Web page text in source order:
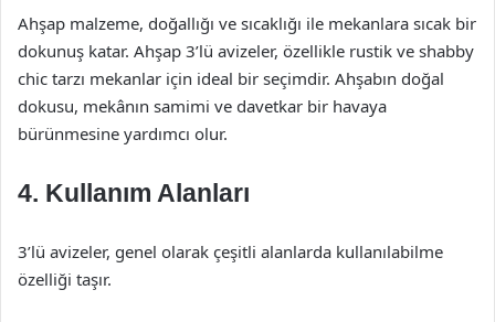
Ahşap malzeme, doğallığı ve sıcaklığı ile mekanlara sıcak bir
dokunuş katar. Ahşap 3’lü avizeler, özellikle rustik ve shabby
chic tarzı mekanlar için ideal bir seçimdir. Ahşabın doğal
dokusu, mekânın samimi ve davetkar bir havaya
bürünmesine yardımcı olur.
4. Kullanım Alanları
3’lü avizeler, genel olarak çeşitli alanlarda kullanılabilme
özelliği taşır.